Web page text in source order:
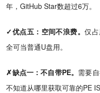
年，GitHub Star数超过6万。
✓优点五：空间不浪费。仅
全可当普通U盘用。
✗缺点一：不自带PE。 需要
不知道从哪里获取可靠的PE